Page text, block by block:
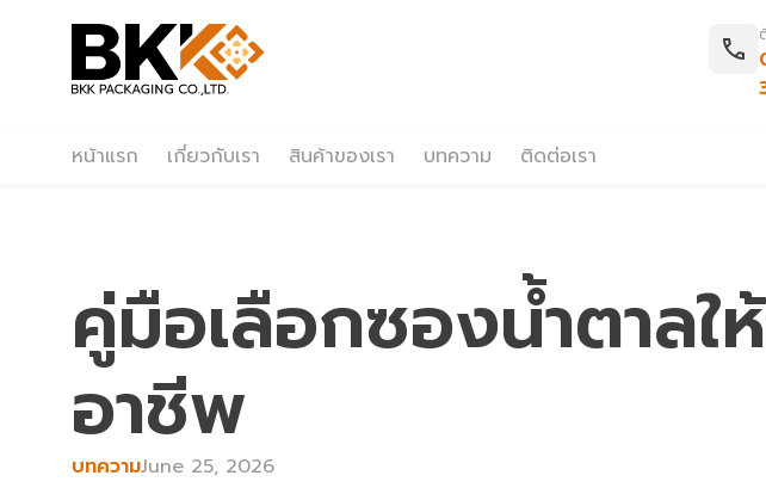
หน้าแรก เกี่ยวกับเรา สินค้าของเรา บทความ ติดต่อเรา
คู่มือเลือกซองน้ำตาล
อาชีพ
บทความJune 25, 2026